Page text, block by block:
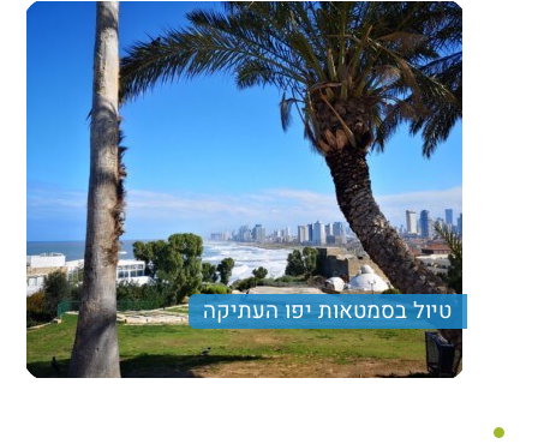
טיול בסמטאות יפו העתיקה
סיור מקסים שיכול להתאים גם לשעות בין הערבים וגם
לבוקר אביבי